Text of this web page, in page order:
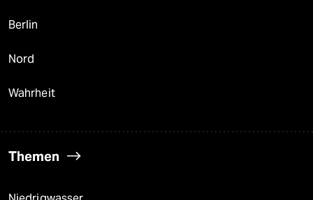
Berlin
Nord
Wahrheit
Themen